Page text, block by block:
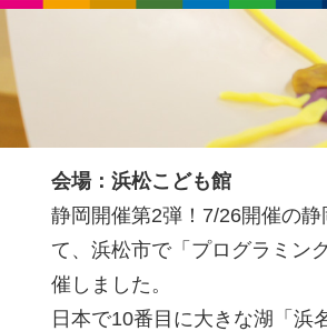
会場：浜松こども館
静岡開催第2弾！7/26開催の
て、浜松市で「プログラミン
催しました。
日本で10番目に大きな湖「浜